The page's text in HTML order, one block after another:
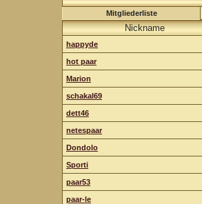
Mitgliederliste
Nickname
happyde
hot paar
Marion
schakal69
dett46
netespaar
Dondolo
Sporti
paar53
paar-le